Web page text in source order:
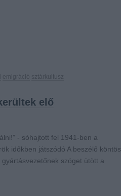
emigráció sztárkultusz
elő
- sóhajtott fel 1941-ben a
időkben játszódó A beszélő köntös
szöget ütött a